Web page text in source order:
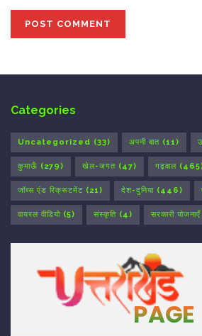
Categories
Uncategorized (33) अपनी बात (11)
कुमाऊँ (279) खेल-जगत (47) गढ़वाल
जॉब्स एंड रिक्रूटमेंट (21) देश-दुनिया (446)
वायरल वीडियो (5) संस्कृति (4) सरकारी योजनाएँ